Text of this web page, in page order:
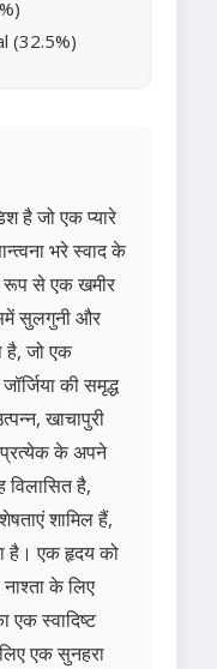
(32.5%)
है जो एक प्यारे
भरे स्वाद के
रूप से एक खमीर
सुलगुनी और
है, जो एक
की समृद्ध
खाचापुरी
प्रत्येक के अपने
है,
शामिल हैं,
है। एक हृदय को
के लिए
एक स्वादिष्ट
एक सुनहरा